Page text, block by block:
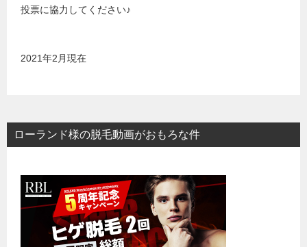
投票に協力してください♪
2021年2月現在
ローランド様の脱毛動画がおもろな件